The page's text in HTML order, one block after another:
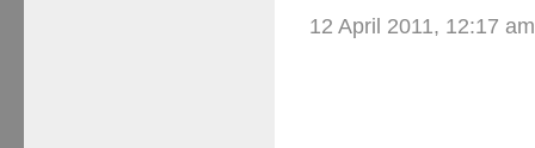
12 April 2011, 12:17 am